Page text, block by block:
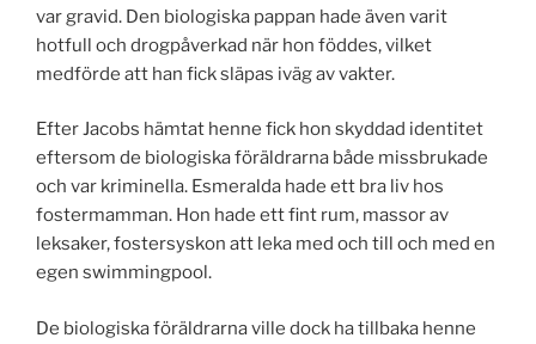
var gravid. Den biologiska pappan hade även varit
hotfull och drogpåverkad när hon föddes, vilket
medförde att han fick släpas iväg av vakter.
Efter Jacobs hämtat henne fick hon skyddad identitet
eftersom de biologiska föräldrarna både missbrukade
och var kriminella. Esmeralda hade ett bra liv hos
fostermamman. Hon hade ett fint rum, massor av
leksaker, fostersyskon att leka med och till och med en
egen swimmingpool.
De biologiska föräldrarna ville dock ha tillbaka henne